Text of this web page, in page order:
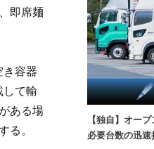
即席麺
き容器
して輸
ある場
る。
【独自】オー
必要台数の迅